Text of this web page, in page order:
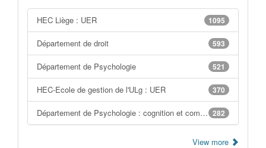
1095
HEC Liège : UER
593
Département de droit
521
Département de Psychologie
370
HEC-Ecole de gestion de l'ULg : UER
282
Département de Psychologie : cognition et comportement
View more